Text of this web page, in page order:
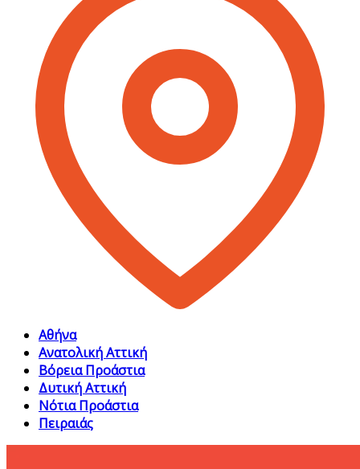
Αθήνα
Ανατολική Αττική
Βόρεια Προάστια
Δυτική Αττική
Νότια Προάστια
Πειραιάς